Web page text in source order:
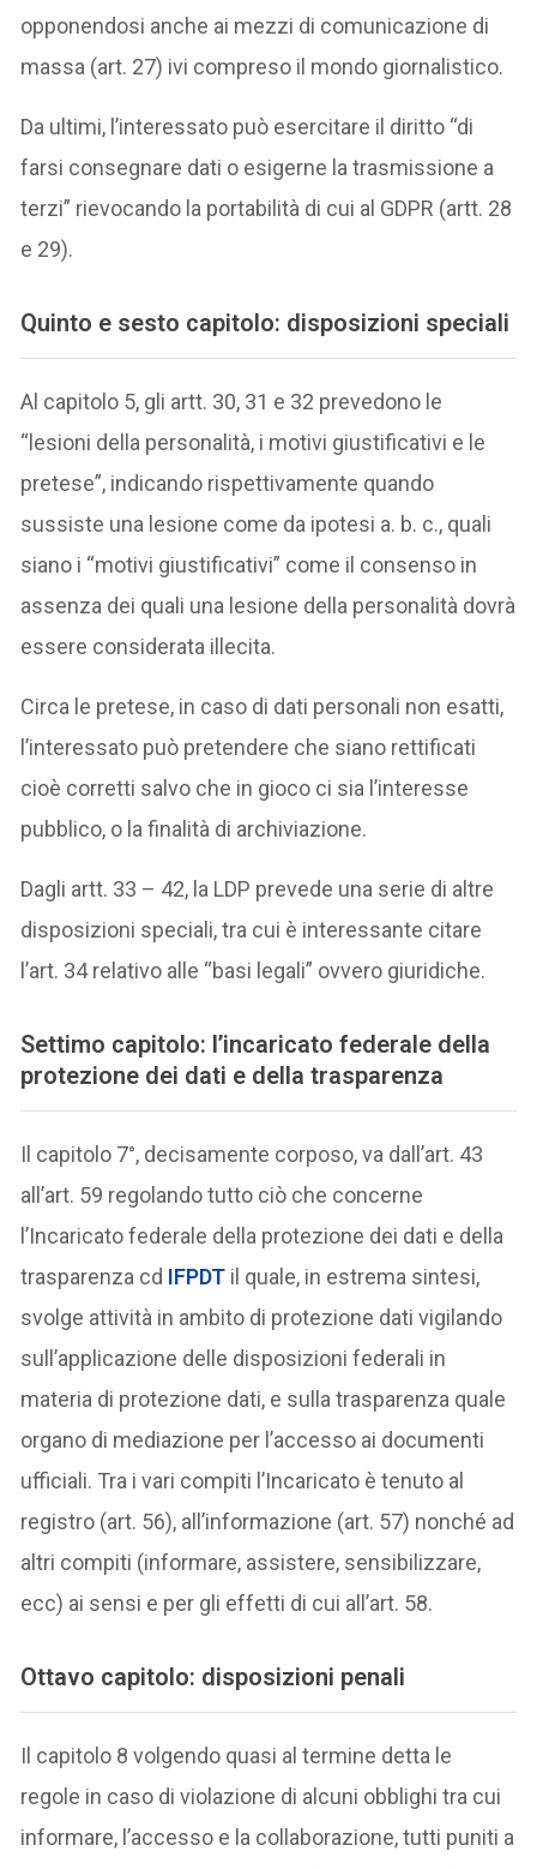
opponendosi anche ai mezzi di comunicazione di
massa (art. 27) ivi compreso il mondo giornalistico.
Da ultimi, l’interessato può esercitare il diritto “di
farsi consegnare dati o esigerne la trasmissione a
terzi” rievocando la portabilità di cui al GDPR (artt. 28
e 29).
Quinto e sesto capitolo: disposizioni speciali
Al capitolo 5, gli artt. 30, 31 e 32 prevedono le
“lesioni della personalità, i motivi giustificativi e le
pretese”, indicando rispettivamente quando
sussiste una lesione come da ipotesi a. b. c., quali
siano i “motivi giustificativi” come il consenso in
assenza dei quali una lesione della personalità dovrà
essere considerata illecita.
Circa le pretese, in caso di dati personali non esatti,
l’interessato può pretendere che siano rettificati
cioè corretti salvo che in gioco ci sia l’interesse
pubblico, o la finalità di archiviazione.
Dagli artt. 33 – 42, la LDP prevede una serie di altre
disposizioni speciali, tra cui è interessante citare
l’art. 34 relativo alle “basi legali” ovvero giuridiche.
Settimo capitolo: l’incaricato federale della
protezione dei dati e della trasparenza
Il capitolo 7°, decisamente corposo, va dall’art. 43
all’art. 59 regolando tutto ciò che concerne
l’Incaricato federale della protezione dei dati e della
trasparenza cd IFPDT il quale, in estrema sintesi,
svolge attività in ambito di protezione dati vigilando
sull’applicazione delle disposizioni federali in
materia di protezione dati, e sulla trasparenza quale
organo di mediazione per l’accesso ai documenti
ufficiali. Tra i vari compiti l’Incaricato è tenuto al
registro (art. 56), all’informazione (art. 57) nonché ad
altri compiti (informare, assistere, sensibilizzare,
ecc) ai sensi e per gli effetti di cui all’art. 58.
Ottavo capitolo: disposizioni penali
Il capitolo 8 volgendo quasi al termine detta le
regole in caso di violazione di alcuni obblighi tra cui
informare, l’accesso e la collaborazione, tutti puniti a